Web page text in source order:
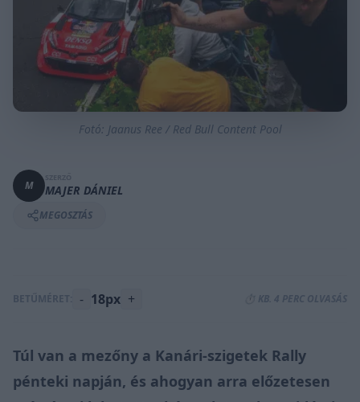
Fotó: Jaanus Ree / Red Bull Content Pool
M MAJER DÁNIEL
MEGOSZTÁS
BETŰMÉRET: - 18px + ⏱️ KB. 4 PERC OLVASÁS
Túl van a mezőny a Kanári-szigetek Rally
pénteki napján, és ahogyan arra előzetesen